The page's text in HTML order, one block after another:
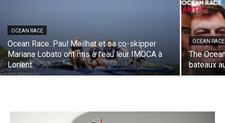
OCEAN RACE
Ocean Race. Paul Meilhat et sa co-skipper
Mariana Lobato ont mis à l’eau leur IMOCA à
Lorient
OCEAN RACE
The
bateaux